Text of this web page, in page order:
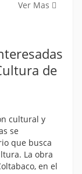
Ver Mas
de
cultural y
se
que busca
La obra
en el